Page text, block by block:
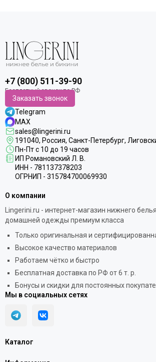
+7 (800) 511-39-90
Заказать звонок
Telegram
MAX
sales@lingerini.ru
191040, Россия, Санкт-Петербург,
Пн-Пт с 10 до 19 часов
ИП Романовский Л. В.
ИНН - 781137378203
ОГРНИП - 315784700069930
Каталог
О компании
Lingerini.ru - интернет-магазин нижнего
домашней одежды премиум класса
Только оригинальная и
Высокое качество материалов
Работаем чётко и быстро
Бесплатная доставка по РФ от 6 т. р.
Бонусы и скидки для постоянных
Мы в социальных сетях